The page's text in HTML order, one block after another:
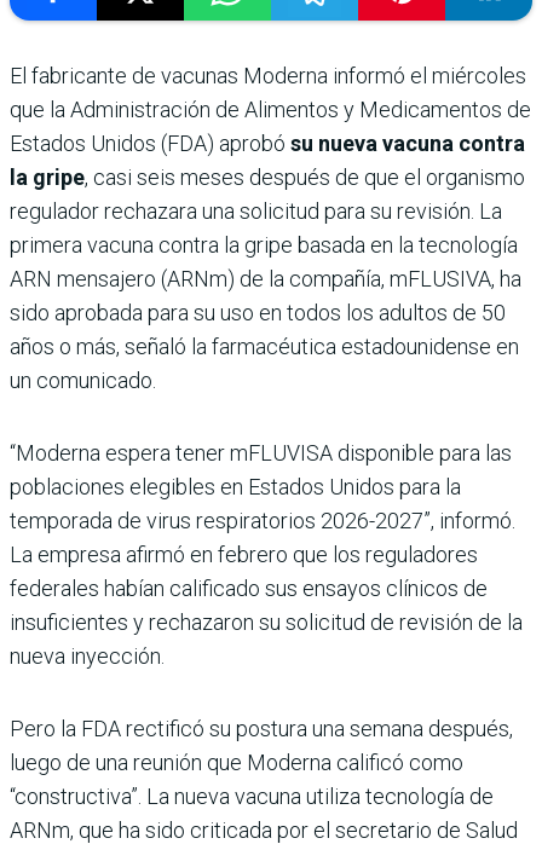
El fabricante de vacunas Moderna informó el miércoles
que la Administración de Alimentos y Medicamentos de
Estados Unidos (FDA) aprobó su nueva vacuna contra
la gripe, casi seis meses después de que el organismo
regulador rechazara una solicitud para su revisión. La
primera vacuna contra la gripe basada en la tecnología
ARN mensajero (ARNm) de la compañía, mFLUSIVA, ha
sido aprobada para su uso en todos los adultos de 50
años o más, señaló la farmacéutica estadounidense en
un comunicado.
“Moderna espera tener mFLUVISA disponible para las
poblaciones elegibles en Estados Unidos para la
temporada de virus respiratorios 2026-2027”, informó.
La empresa afirmó en febrero que los reguladores
federales habían calificado sus ensayos clínicos de
insuficientes y rechazaron su solicitud de revisión de la
nueva inyección.
Pero la FDA rectificó su postura una semana después,
luego de una reunión que Moderna calificó como
“constructiva”. La nueva vacuna utiliza tecnología de
ARNm, que ha sido criticada por el secretario de Salud